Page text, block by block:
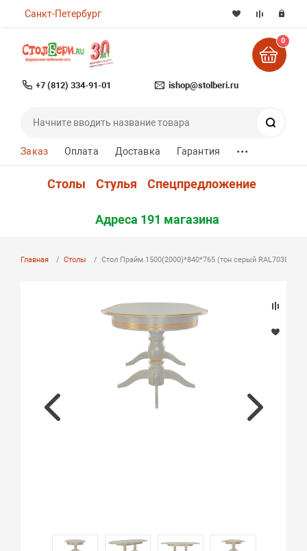
Санкт-Петербург
+7 (812) 334-91-01 ishop@stolberi.ru
0
Заказ Оплата Доставка Гарантия ...
Столы Стулья Спецпредложение
Адреса 191 магазина
Главная Столы Стол Прайм 1500(2000)*840*765 (тон серый RAL7038 +